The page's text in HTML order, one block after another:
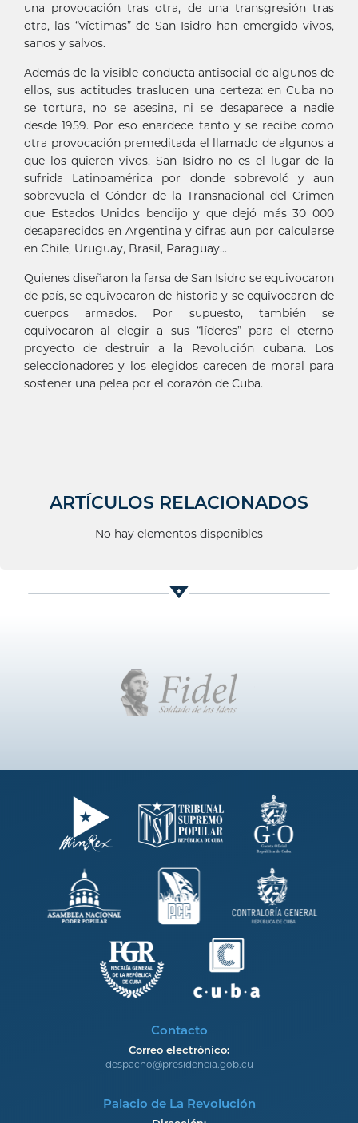
una provocación tras otra, de una transgresión tras
otra, las “víctimas” de San Isidro han emergido vivos,
sanos y salvos.
Además de la visible conducta antisocial de algunos de
ellos, sus actitudes traslucen una certeza: en Cuba no
se tortura, no se asesina, ni se desaparece a nadie
desde 1959. Por eso enardece tanto y se recibe como
otra provocación premeditada el llamado de algunos a
que los quieren vivos. San Isidro no es el lugar de la
sufrida Latinoamérica por donde sobrevoló y aun
sobrevuela el Cóndor de la Transnacional del Crimen
que Estados Unidos bendijo y que dejó más 30 000
desaparecidos en Argentina y cifras aun por calcularse
en Chile, Uruguay, Brasil, Paraguay...
Quienes diseñaron la farsa de San Isidro se equivocaron
de país, se equivocaron de historia y se equivocaron de
cuerpos armados. Por supuesto, también se
equivocaron al elegir a sus “líderes” para el eterno
proyecto de destruir a la Revolución cubana. Los
seleccionadores y los elegidos carecen de moral para
sostener una pelea por el corazón de Cuba.
ARTÍCULOS RELACIONADOS
No hay elementos disponibles
Contacto
Correo electrónico:
despacho@presidencia.gob.cu
Palacio de La Revolución